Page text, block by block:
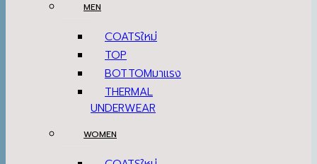
MEN
COATS
TOP
BOTTOM
THERMAL
UNDERWEAR
WOMEN